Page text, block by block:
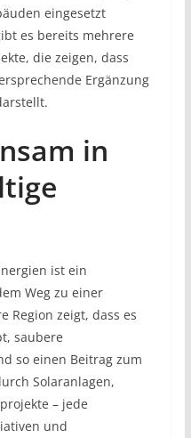
eingesetzt
es bereits mehrere
die zeigen, dass
Ergänzung
in
ist ein
Weg zu einer
Region zeigt, dass es
saubere
so einen Beitrag zum
Solaranlagen,
– jede
und